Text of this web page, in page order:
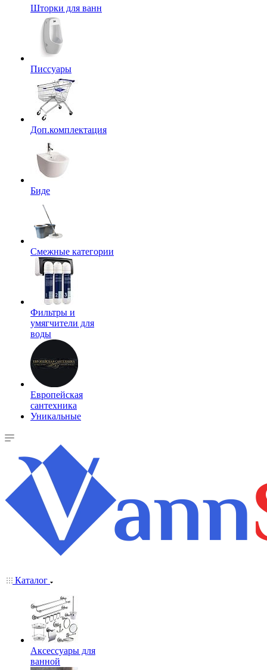
Шторки для ванн
Писсуары
Доп.комплектация
Биде
Смежные категории
Фильтры и
умягчители для
воды
Европейская
сантехника
Уникальные
Каталог
Аксессуары для
ванной